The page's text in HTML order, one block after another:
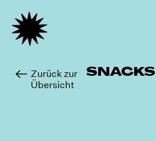
Zurück zur
Übersicht
SNACKS